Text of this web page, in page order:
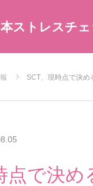
ストレスチ
SCT、現時点で決め
点で決